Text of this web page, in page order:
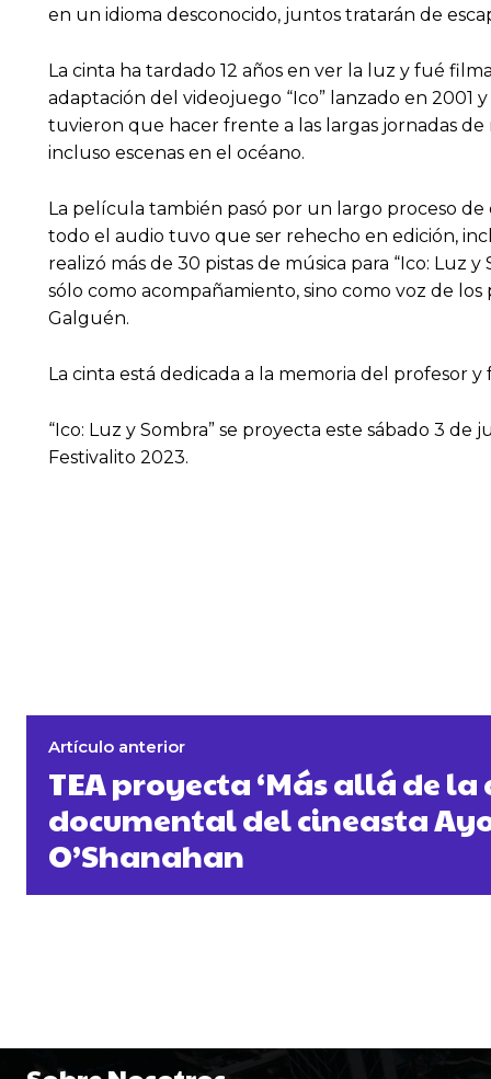
en un idioma desconocido, juntos tratarán de
La cinta ha tardado 12 años en ver la luz y fué
adaptación del videojuego “Ico” lanzado en 2001
tuvieron que hacer frente a las largas jornadas de
incluso escenas en el océano.
La película también pasó por un largo proceso
todo el audio tuvo que ser rehecho en edición,
realizó más de 30 pistas de música para “Ico: Luz
sólo como acompañamiento, sino como voz de
Galguén.
La cinta está dedicada a la memoria del profesor
“Ico: Luz y Sombra” se proyecta este sábado 3
Festivalito 2023.
Artículo anterior
TEA proyecta ‘Más allá de la
documental del cineasta
O’Shanahan